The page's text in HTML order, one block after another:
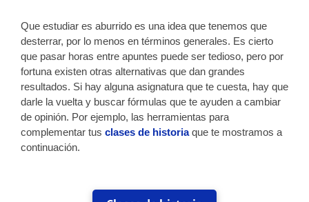
Que estudiar es aburrido es una idea que tenemos que
desterrar, por lo menos en términos generales. Es cierto
que pasar horas entre apuntes puede ser tedioso, pero por
fortuna existen otras alternativas que dan grandes
resultados. Si hay alguna asignatura que te cuesta, hay que
darle la vuelta y buscar fórmulas que te ayuden a cambiar
de opinión. Por ejemplo, las herramientas para
complementar tus clases de historiaque te mostramos a
continuación.